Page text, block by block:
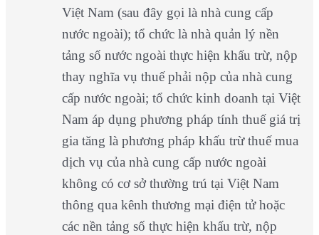
Việt Nam (sau đây gọi là nhà cung cấp
nước ngoài); tổ chức là nhà quản lý nền
tảng số nước ngoài thực hiện khấu trừ, nộp
thay nghĩa vụ thuế phải nộp của nhà cung
cấp nước ngoài; tổ chức kinh doanh tại Việt
Nam áp dụng phương pháp tính thuế giá trị
gia tăng là phương pháp khấu trừ thuế mua
dịch vụ của nhà cung cấp nước ngoài
không có cơ sở thường trú tại Việt Nam
thông qua kênh thương mại điện tử hoặc
các nền tảng số thực hiện khấu trừ, nộp